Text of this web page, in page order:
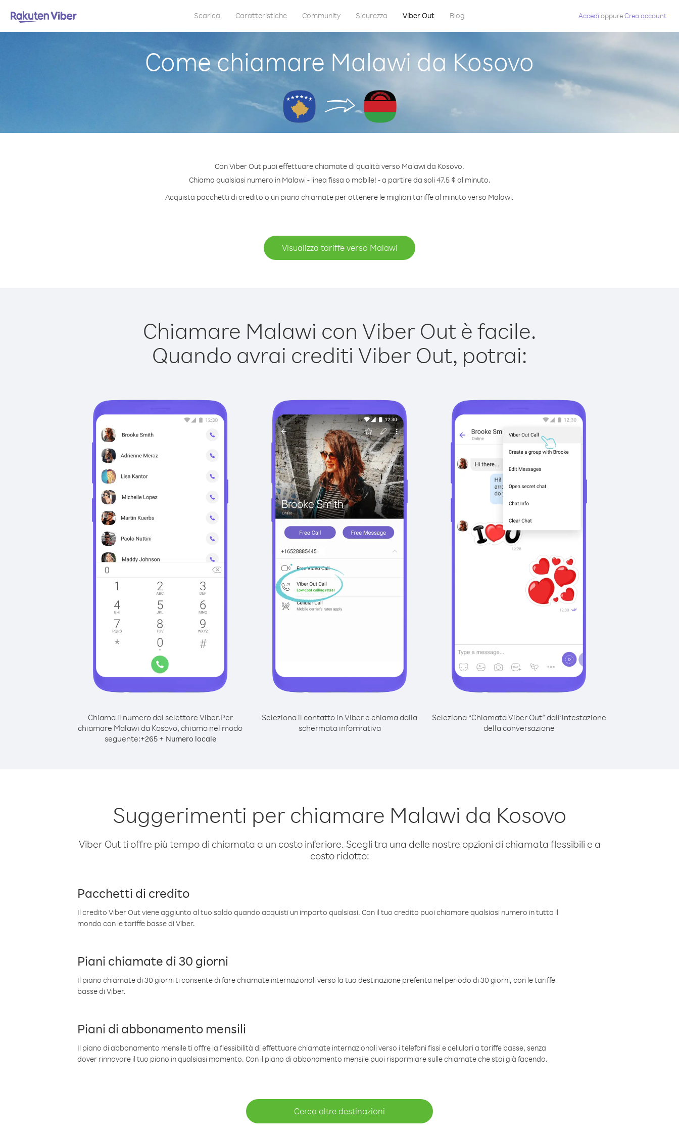
Scarica Caratteristiche Community Sicurezza Viber Out Blog Accedi oppureCrea account
Come chiamare Malawi da Kosovo
Con Viber Out puoi effettuare chiamate di qualità verso Malawi da Kosovo.
Chiama qualsiasi numero in Malawi - linea fissa o mobile! - a partire da soli 47.5 ¢ al minuto.
Acquista pacchetti di credito o un piano chiamate per ottenere le migliori tariffe al minuto verso Malawi.
Visualizza tariffe verso Malawi
Chiamare Malawi con Viber Out è facile.
Quando avrai crediti Viber Out, potrai:
Chiama il numero dal selettore Viber.Per
chiamare Malawi da Kosovo, chiama nel modo
seguente:+265+ Numero locale
Seleziona il contatto in Viber e chiama dalla
schermata informativa
Seleziona “Chiamata Viber Out” dall’intestazione
della conversazione
Suggerimenti per chiamare Malawi da Kosovo
Viber Out ti offre più tempo di chiamata a un costo inferiore. Scegli tra una delle nostre opzioni di chiamata flessibili e a
costo ridotto:
Pacchetti di credito
Il credito Viber Out viene aggiunto al tuo saldo quando acquisti un importo qualsiasi. Con il tuo credito puoi chiamare qualsiasi numero in tutto il
mondo con le tariffe basse di Viber.
Piani chiamate di 30 giorni
Il piano chiamate di 30 giorni ti consente di fare chiamate internazionali verso la tua destinazione preferita nel periodo di 30 giorni, con le tariffe
basse di Viber.
Piani di abbonamento mensili
Il piano di abbonamento mensile ti offre la flessibilità di effettuare chiamate internazionali verso i telefoni fissi e cellulari a tariffe basse, senza
dover rinnovare il tuo piano in qualsiasi momento. Con il piano di abbonamento mensile puoi risparmiare sulle chiamate che stai già facendo.
Cerca altre destinazioni